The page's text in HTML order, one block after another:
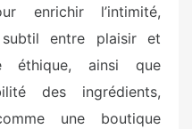
enrichir l’intimité,
entre plaisir et
éthique, ainsi que
des ingrédients,
une boutique